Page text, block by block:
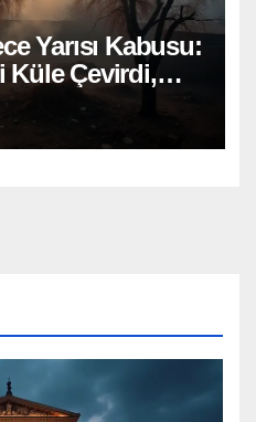
Yarısı Kabusu:
Küle Çevirdi,
Oldu!